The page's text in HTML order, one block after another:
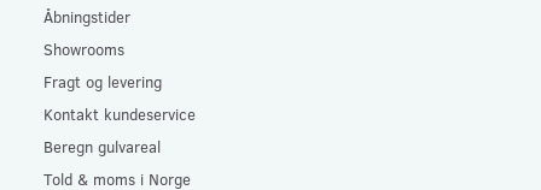
Åbningstider
Showrooms
Fragt og levering
Kontakt kundeservice
Beregn gulvareal
Told & moms i Norge